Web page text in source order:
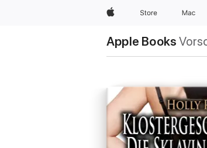
Apple Store Mac
Apple Books